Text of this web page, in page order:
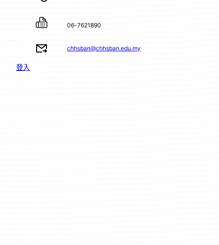
06-7621890
chhsban@chhsban.edu.my
登入